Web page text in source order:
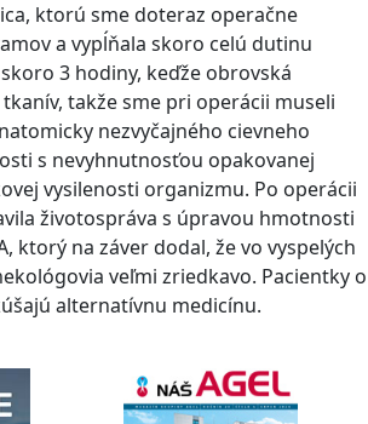
ktorú sme doteraz operačne
a vypĺňala skoro celú dutinu
3 hodiny, keďže obrovská
takže sme pri operácii museli
nezvyčajného cievneho
s nevyhnutnosťou opakovanej
vysilenosti organizmu. Po operácii
životospráva s úpravou hmotnosti
ktorý na záver dodal, že vo vyspelých
veľmi zriedkavo. Pacientky o
alternatívnu medicínu.